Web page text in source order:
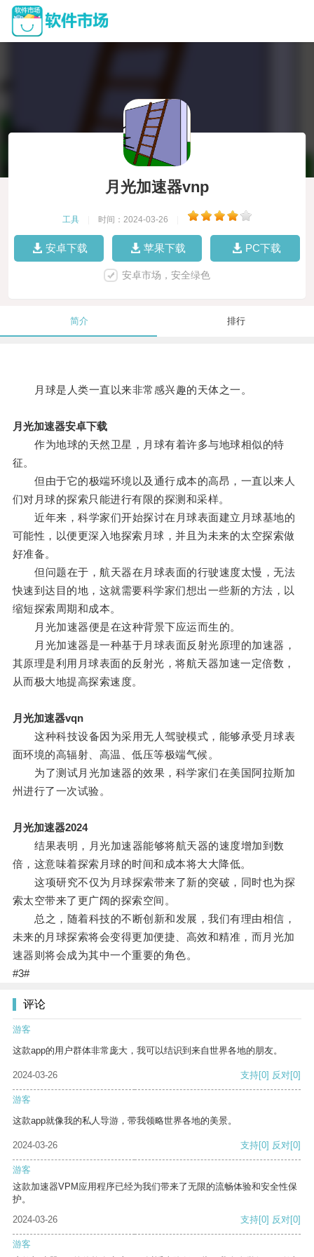
月光加速器vnp
工具 时间：2024-03-26
安卓下载 苹果下载 PC下载
安卓市场，安全绿色
简介 排行
月球是人类一直以来非常感兴趣的天体之一。
月光加速器安卓下载
作为地球的天然卫星，月球有着许多与地球相似的特
征。
但由于它的极端环境以及通行成本的高昂，一直以来人
们对月球的探索只能进行有限的探测和采样。
近年来，科学家们开始探讨在月球表面建立月球基地的
可能性，以便更深入地探索月球，并且为未来的太空探索做
好准备。
但问题在于，航天器在月球表面的行驶速度太慢，无法
快速到达目的地，这就需要科学家们想出一些新的方法，以
缩短探索周期和成本。
月光加速器便是在这种背景下应运而生的。
月光加速器是一种基于月球表面反射光原理的加速器，
其原理是利用月球表面的反射光，将航天器加速一定倍数，
从而极大地提高探索速度。
月光加速器vqn
这种科技设备因为采用无人驾驶模式，能够承受月球表
面环境的高辐射、高温、低压等极端气候。
为了测试月光加速器的效果，科学家们在美国阿拉斯加
州进行了一次试验。
月光加速器2024
结果表明，月光加速器能够将航天器的速度增加到数
倍，这意味着探索月球的时间和成本将大大降低。
这项研究不仅为月球探索带来了新的突破，同时也为探
索太空带来了更广阔的探索空间。
总之，随着科技的不断创新和发展，我们有理由相信，
未来的月球探索将会变得更加便捷、高效和精准，而月光加
速器则将会成为其中一个重要的角色。
#3#
评论
游客
这款app的用户群体非常庞大，我可以结识到来自世界各地的朋友。
2024-03-26 支持[0] 反对[0]
游客
这款app就像我的私人导游，带我领略世界各地的美景。
2024-03-26 支持[0] 反对[0]
游客
这款加速器VPM应用程序已经为我们带来了无限的流畅体验和安全性保
护。
2024-03-26
支持[0] 反对[0]
游客